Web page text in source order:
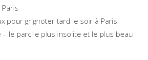
pour grignoter tard le soir à Paris
le parc le plus insolite et le plus beau